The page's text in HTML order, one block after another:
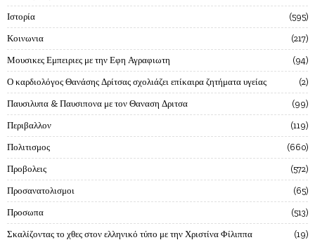
Ιστορία 595
Κοινωνια 217
Μουσικες Εμπειριες με την Εφη Αγραφιωτη 94
Ο καρδιολόγος Θανάσης Δρίτσας σχολιάζει επίκαιρα ζητήματα υγείας 2
Παυσιλυπα & Παυσιπονα με τον Θαναση Δριτσα 99
Περιβαλλον 119
Πολιτισμος 660
Προβολεις 572
Προσανατολισμοι 65
Προσωπα 513
Σκαλίζοντας το χθες στον ελληνικό τύπο με την Χριστίνα Φίλιππα 19